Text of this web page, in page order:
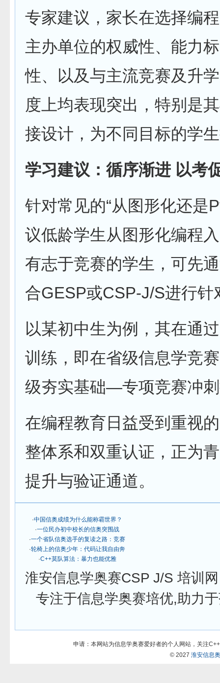
专家建议，家长在选择编
主办单位的权威性、能力
性、以及与主流竞赛及升
度上均表现突出，特别是
接设计，为不同目标的学
学习建议：循序渐进 以考
针对常见的“从图形化还是
议低龄学生从图形化编程
有志于竞赛的学生，可先
合GESP或CSP-J/S进行针
以某初中生为例，其在通
训练，即在省级信息学竞
级夯实基础—专项竞赛冲
在编程教育日益受到重视
整体系和双重认证，正为
提升与验证通道。
·中国信奥成绩为什么能称霸世界？
·一位民办初中校长的信奥突围战
·一个省队信奥选手的复读之路：竞赛
·轮椅上的信奥少年：代码让我自由奔
·C++莫队算法：暴力也能优雅
淮安信息学奥赛CSP J/S 培训
专注于信息学奥赛培优,助力
申请：本网站为信息学奥赛爱好者的个人网站，关注
© 2027 淮安信息